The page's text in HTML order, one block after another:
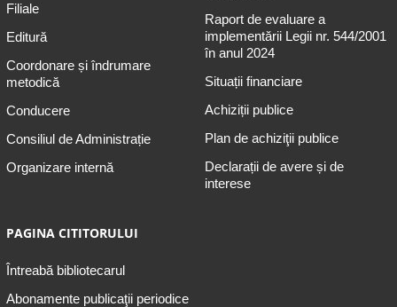
Filiale
Editură
Coordonare și îndrumare
metodică
Conducere
Consiliul de Administrație
Organizare internă
Raport de evaluare a
implementării Legii nr. 544/2001
în anul 2024
Situații financiare
Achiziții publice
Plan de achiziţii publice
Declarații de avere și de
interese
PAGINA CITITORULUI
Întreabă bibliotecarul
Abonamente publicaţii periodice